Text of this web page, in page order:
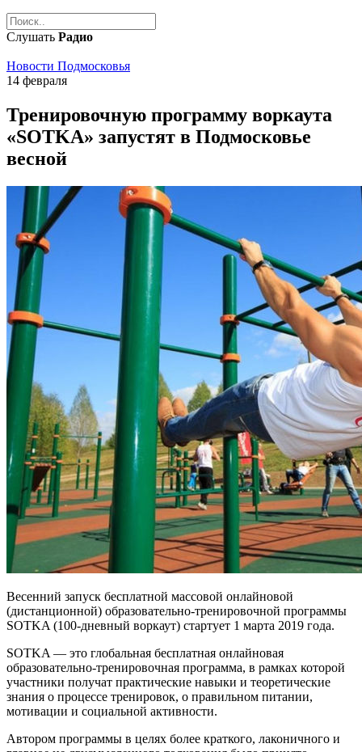
Слушать Радио
Новости Подмосковья
14 февраля
Тренировочную программу воркаута
«SOTKA» запустят в Подмосковье
весной
Весенний запуск бесплатной массовой онлайновой
(дистанционной) образовательно-тренировочной программы
SOTKA (100-дневный воркаут) стартует 1 марта 2019 года.
SOTKA — это глобальная бесплатная онлайновая
образовательно-тренировочная программа, в рамках которой
участники получат практические навыки и теоретические
знания о процессе тренировок, о правильном питании,
мотивации и социальной активности.
Автором программы в целях более краткого, лаконичного и